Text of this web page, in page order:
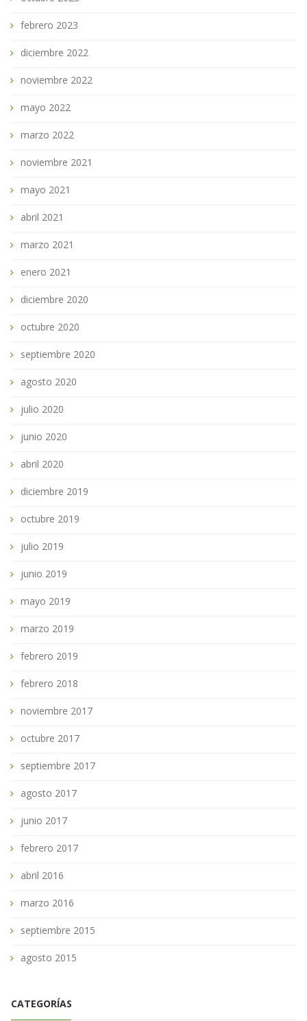
febrero 2023
diciembre 2022
noviembre 2022
mayo 2022
marzo 2022
noviembre 2021
mayo 2021
abril 2021
marzo 2021
enero 2021
diciembre 2020
octubre 2020
septiembre 2020
agosto 2020
julio 2020
junio 2020
abril 2020
diciembre 2019
octubre 2019
julio 2019
junio 2019
mayo 2019
marzo 2019
febrero 2019
febrero 2018
noviembre 2017
octubre 2017
septiembre 2017
agosto 2017
junio 2017
febrero 2017
abril 2016
marzo 2016
septiembre 2015
agosto 2015
CATEGORÍAS